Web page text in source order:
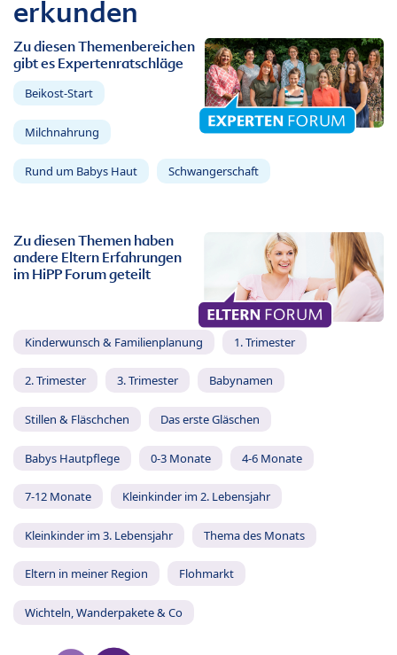
erkunden
Zu diesen Themenbereichen
gibt es Expertenratschläge
Beikost-Start
Milchnahrung
Rund um Babys Haut Schwangerschaft
Zu diesen Themen haben
andere Eltern Erfahrungen
im HiPP Forum geteilt
Kinderwunsch & Familienplanung 1. Trimester
2. Trimester 3. Trimester Babynamen
Stillen & Fläschchen Das erste Gläschen
Babys Hautpflege 0-3 Monate 4-6 Monate
7-12 Monate Kleinkinder im 2. Lebensjahr
Kleinkinder im 3. Lebensjahr Thema des Monats
Eltern in meiner Region Flohmarkt
Wichteln, Wanderpakete & Co